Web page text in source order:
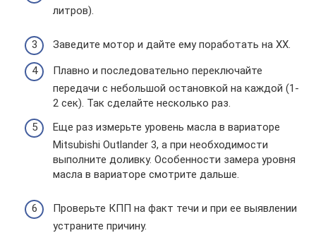
литров).
Заведите мотор и дайте ему поработать на ХХ.
Плавно и последовательно переключайте
передачи с небольшой остановкой на каждой (1-
2 сек). Так сделайте несколько раз.
Еще раз измерьте уровень масла в вариаторе
Mitsubishi Outlander 3, а при необходимости
выполните доливку. Особенности замера уровня
масла в вариаторе смотрите дальше.
Проверьте КПП на факт течи и при ее выявлении
устраните причину.